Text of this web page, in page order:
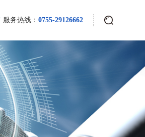
服务热线： 0755-29126662